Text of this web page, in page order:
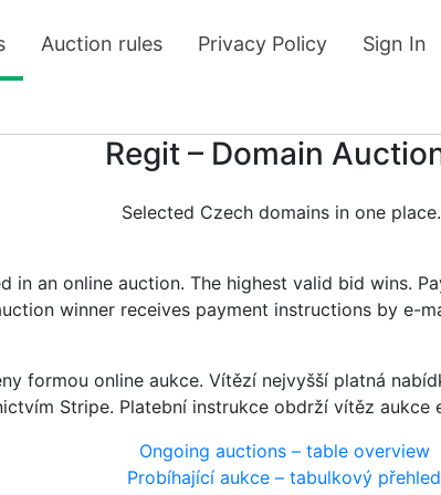
Auction rules Privacy Policy Sign In
Regit – Domain
Selected Czech domains in one place.
in an online auction. The highest valid bid wins.
winner receives payment instructions by e-
formou online aukce. Vítězí nejvyšší platná
Stripe. Platební instrukce obdrží vítěz aukce
Ongoing auctions – table overview
Probíhající aukce – tabulkový přehled